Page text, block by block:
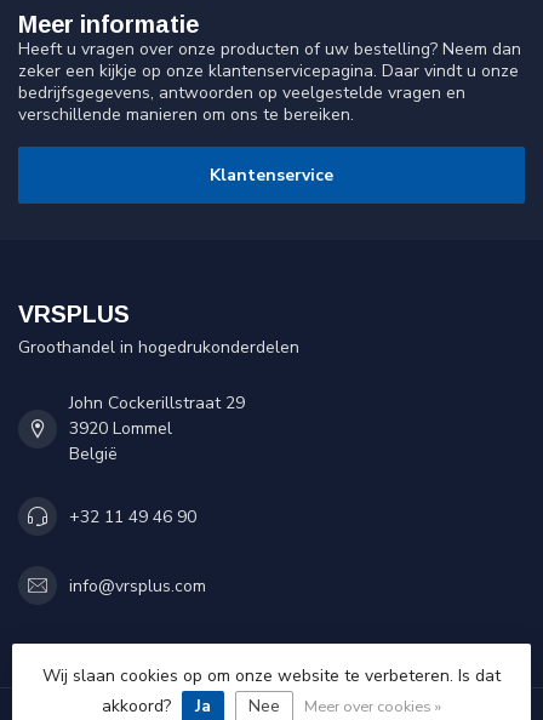
Meer informatie
Heeft u vragen over onze producten of uw bestelling? Neem dan
zeker een kijkje op onze klantenservicepagina. Daar vindt u onze
bedrijfsgegevens, antwoorden op veelgestelde vragen en
verschillende manieren om ons te bereiken.
Klantenservice
VRSPLUS
Groothandel in hogedrukonderdelen
John Cockerillstraat 29
3920 Lommel
België
+32 11 49 46 90
info@vrsplus.com
Wij slaan cookies op om onze website te verbeteren. Is dat
akkoord?
Ja Nee Meer over cookies »